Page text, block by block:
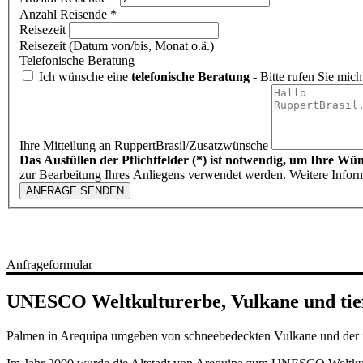
Anzahl Reisende *
Reisezeit
Reisezeit (Datum von/bis, Monat o.ä.)
Telefonische Beratung
Ich wünsche eine telefonische Beratung - Bitte rufen Sie
Ihre Mitteilung an RuppertBrasil/Zusatzwünsche
Das Ausfüllen der Pflichtfelder (*) ist notwendig, um Ihre
zur Bearbeitung Ihres Anliegens verwendet werden. Weitere
ANFRAGE SENDEN
Anfrageformular
UNESCO Weltkulturerbe, Vulkane und
Palmen in Arequipa umgeben von schneebedeckten Vulkane und